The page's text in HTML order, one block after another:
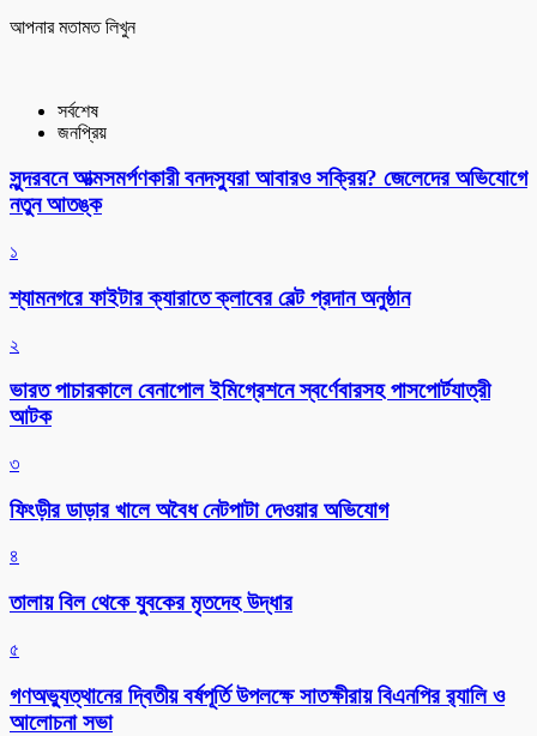
আপনার মতামত লিখুন
সর্বশেষ
জনপ্রিয়
সুন্দরবনে আত্মসমর্পণকারী বনদস্যুরা আবারও সক্রিয়? জেলেদের অভিযোগে
নতুন আতঙ্ক
১
শ্যামনগরে ফাইটার ক্যারাতে ক্লাবের বেল্ট প্রদান অনুষ্ঠান
২
ভারত পাচারকালে বেনাপোল ইমিগ্রেশনে স্বর্ণেবারসহ পাসপোর্টযাত্রী
আটক
৩
ফিংড়ীর ডাড়ার খালে অবৈধ নেটপাটা দেওয়ার অভিযোগ
৪
তালায় বিল থেকে যুবকের মৃতদেহ উদ্ধার
৫
গণঅভ্যুত্থানের দ্বিতীয় বর্ষপূর্তি উপলক্ষে সাতক্ষীরায় বিএনপির র‌্যালি ও
আলোচনা সভা